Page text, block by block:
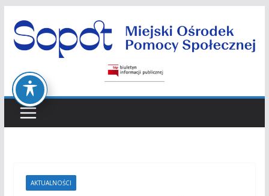
do
treści
AKTUALNOŚCI